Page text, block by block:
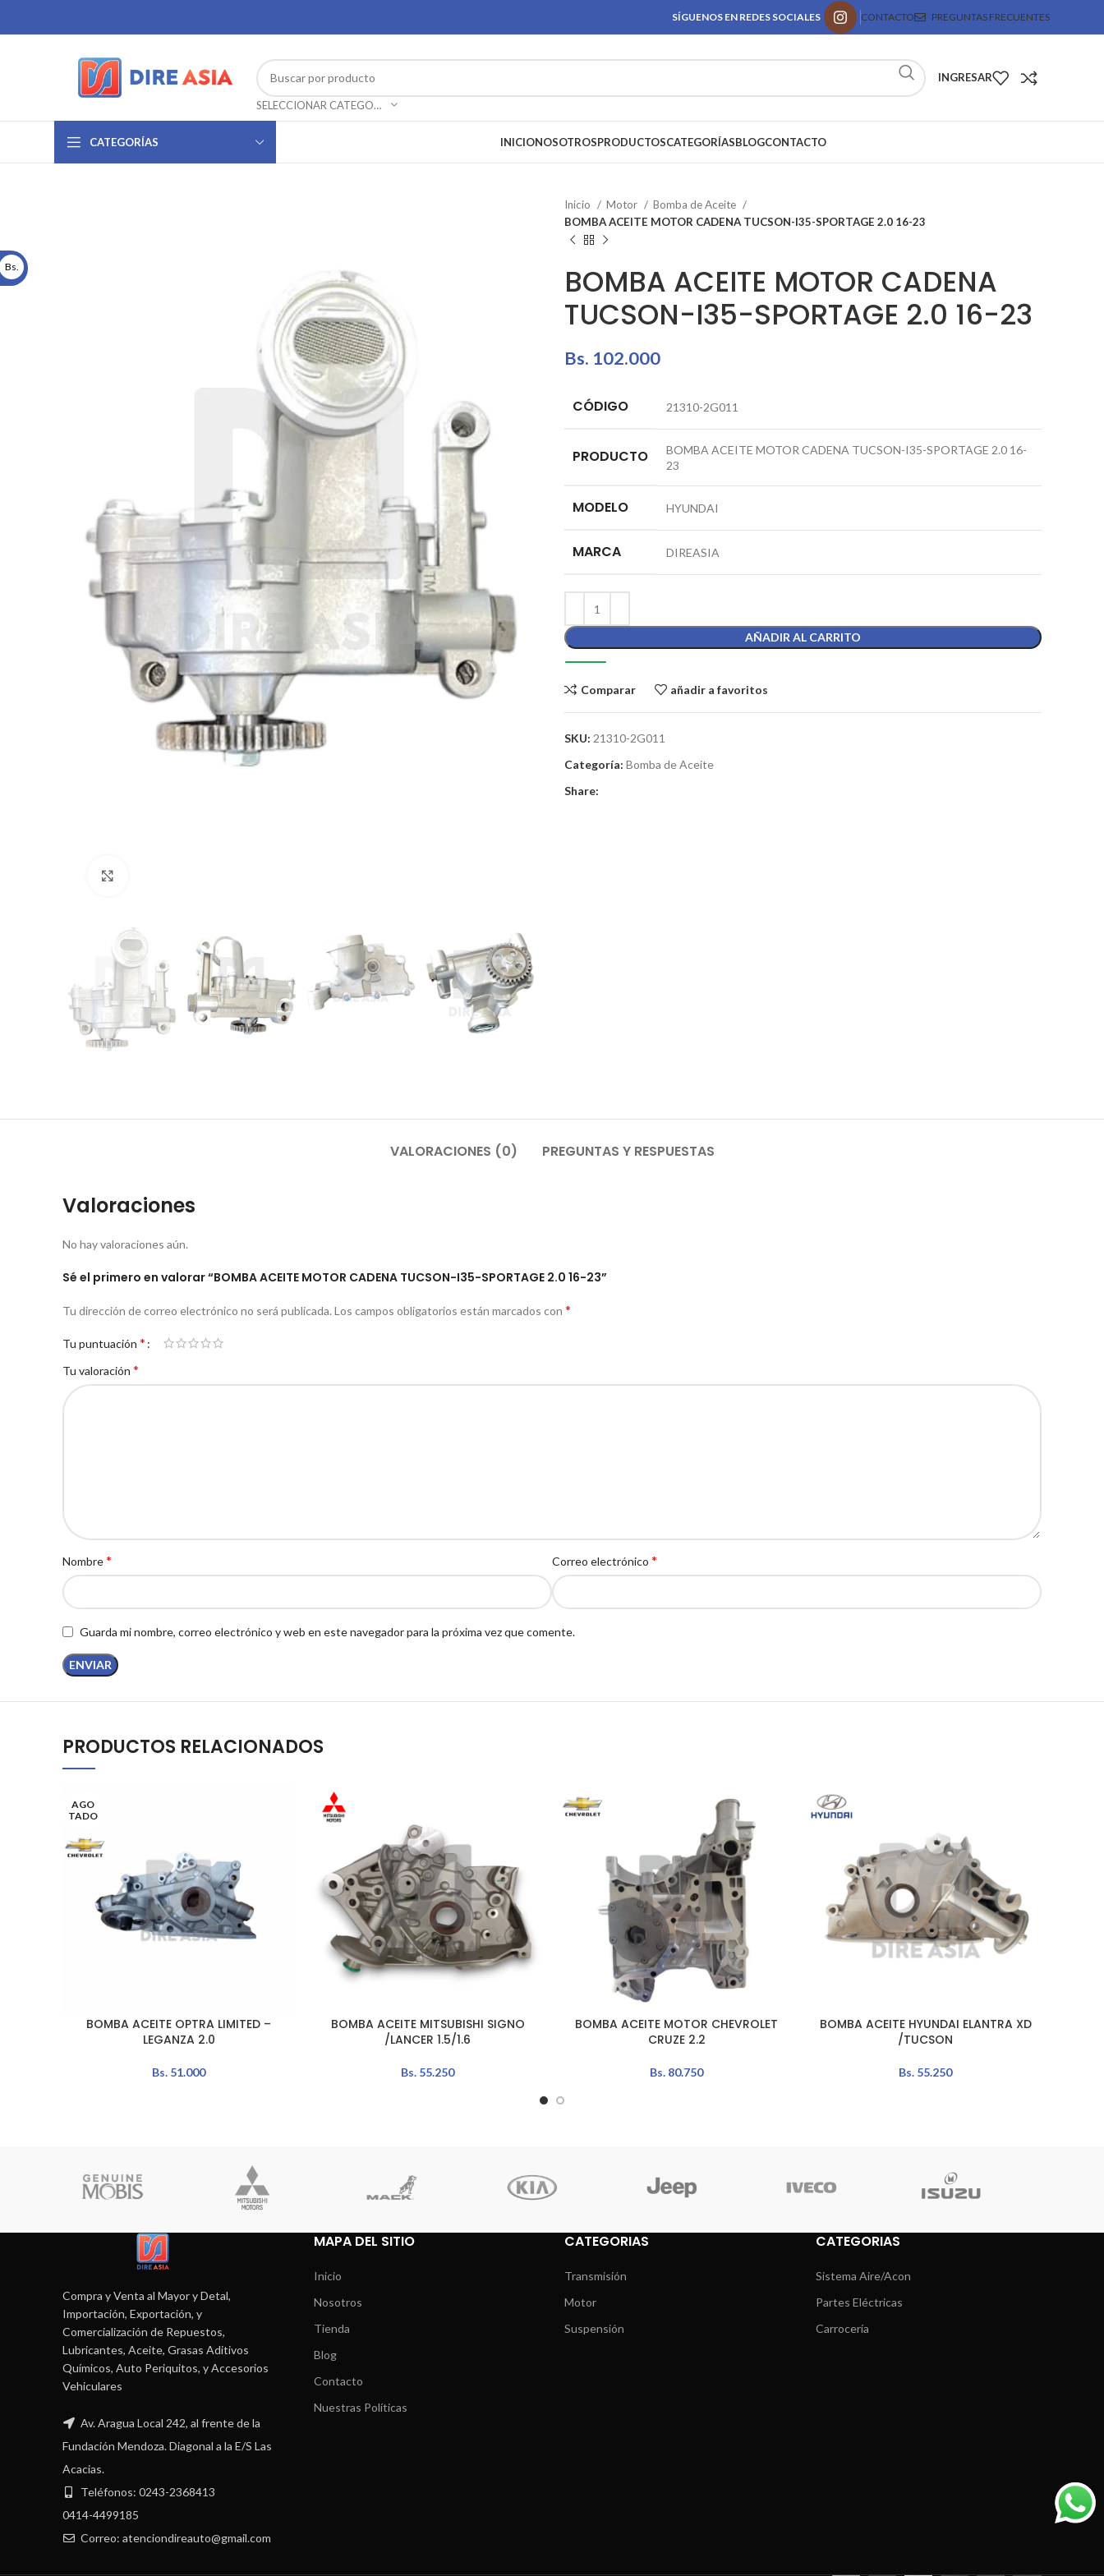
SÍGUENOS EN REDES SOCIALES CONTACTO PREGUNTAS FRECUENTES
SELECCIONAR CATEGORÍA
INGRESAR
CATEGORÍAS INICIONOSOTROSPRODUCTOSCATEGORÍASBLOGCONTACTO
Inicio Motor
Bomba de Aceite
BOMBA ACEITE MOTOR CADENA TUCSON-I35-SPORTAGE 2.0 16-23
BOMBA ACEITE MOTOR CADENA
TUCSON-I35-SPORTAGE 2.0 16-23
Bs. 102.000
CÓDIGO 21310-2G011
PRODUCTO
BOMBA ACEITE MOTOR CADENA TUCSON-I35-SPORTAGE 2.0 16-
23
MODELO HYUNDAI
MARCA DIREASIA
AÑADIR AL CARRITO
Comparar añadir a favoritos
SKU: 21310-2G011
Categoría: Bomba de Aceite
Share:
VALORACIONES (0) PREGUNTAS Y RESPUESTAS
Valoraciones
No hay valoraciones aún.
Sé el primero en valorar “BOMBA ACEITE MOTOR CADENA TUCSON-I35-SPORTAGE 2.0 16-23”
Tu dirección de correo electrónico no será publicada. Los campos obligatorios están marcados con *
Tu puntuación *
Tu valoración *
Nombre* Correo electrónico *
Guarda mi nombre, correo electrónico y web en este navegador para la próxima vez que comente.
PRODUCTOS RELACIONADOS
AGO
TADO
LEER MÁS
BOMBA ACEITE OPTRA LIMITED –
LEGANZA 2.0
Bs. 51.000
AÑADIR AL CARRITO
BOMBA ACEITE MITSUBISHI SIGNO
/LANCER 1.5/1.6
Bs. 55.250
AÑADIR AL CARRITO
BOMBA ACEITE MOTOR CHEVROLET
CRUZE 2.2
Bs. 80.750
AÑADIR AL CARRITO
BOMBA ACEITE HYUNDAI ELANTRA XD
/TUCSON
Bs. 55.250
Compra y Venta al Mayor y Detal,
Importación, Exportación, y
Comercialización de Repuestos,
Lubricantes, Aceite, Grasas Aditivos
Químicos, Auto Periquitos, y Accesorios
Vehiculares
Av. Aragua Local 242, al frente de la
Fundación Mendoza. Diagonal a la E/S Las
Acacias.
Teléfonos: 0243-2368413
0414-4499185
Correo: atenciondireauto@gmail.com
MAPA DEL SITIO
Inicio
Nosotros
Tienda
Blog
Contacto
Nuestras Políticas
CATEGORIAS
Transmisión
Motor
Suspensión
CATEGORIAS
Sistema Aire/Acon
Partes Eléctricas
Carrocería
Bs.